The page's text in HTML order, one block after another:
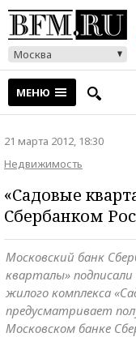
Москва
МЕНЮ
21 марта 2012, 18:30
Недвижимость
«Садовые
Сбербанком
Московский банк
кварталы»
жилого комплекса
предусматривает
Московском банке